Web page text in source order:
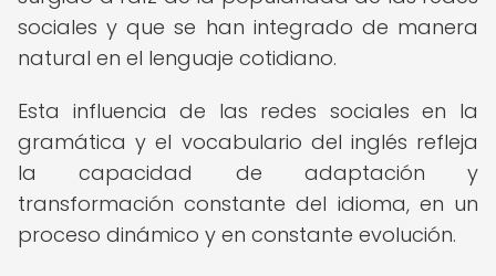
sociales y que se han integrado de manera
natural en el lenguaje cotidiano.
Esta influencia de las redes sociales en la
gramática y el vocabulario del inglés refleja
la capacidad de adaptación y
transformación constante del idioma, en un
proceso dinámico y en constante evolución.